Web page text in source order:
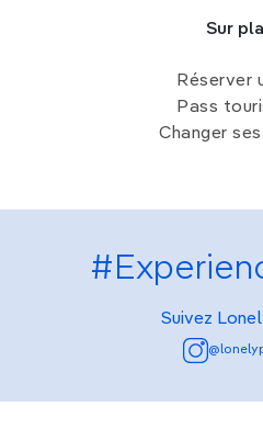
Sur
Réserver
Pass
Changer
Suivez